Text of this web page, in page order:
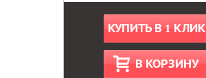
КУПИТЬ В 1 КЛИК
В КОРЗИНУ